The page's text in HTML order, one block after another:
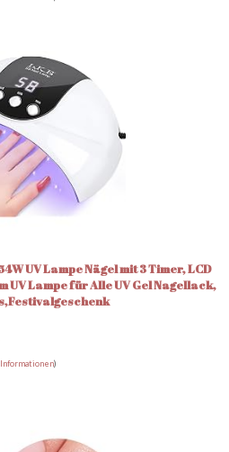
UV Lampe Nägel mit 3 Timer, LCD
UV Lampe für Alle UV Gel Nagellack,
)